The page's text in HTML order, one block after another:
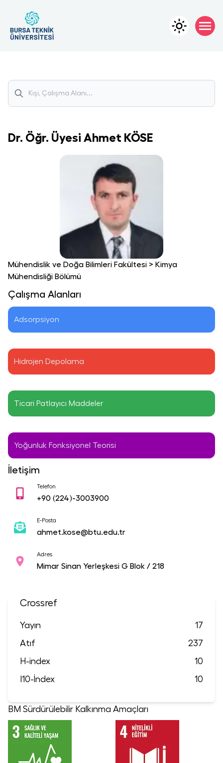
Dr. Öğr. Üyesi Ahmet KÖSE
Mühendislik ve Doğa Bilimleri Fakültesi > Kimya
Mühendisliği Bölümü
Çalışma Alanları
Adsorpsiyon
Hidrojen Depolama
Ticari Patlayıcı Maddeler
Yoğunluk Fonksiyonel Teorisi
İletişim
Telefon
+90 (224)-3003900
E-Posta
ahmet.kose@btu.edu.tr
Adres
Mimar Sinan Yerleşkesi G Blok / 218
Crossref
Yayın
17
Atıf
237
H-index
10
I10-İndex
10
BM Sürdürülebilir Kalkınma Amaçları